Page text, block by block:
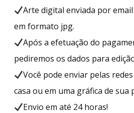
Arte digital enviada por
em formato jpg.
Após a efetuação do
pediremos os dados para
Você pode enviar pelas
casa ou em uma gráfica de sua
Envio em até 24 horas!